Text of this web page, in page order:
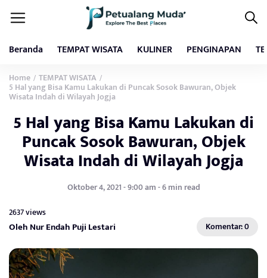
Beranda TEMPAT WISATA KULINER PENGINAPAN
Home / TEMPAT WISATA /
5 Hal yang Bisa Kamu Lakukan di Puncak Sosok Bawuran, Objek
Wisata Indah di Wilayah Jogja
5 Hal yang Bisa Kamu Lakukan di
Puncak Sosok Bawuran, Objek
Wisata Indah di Wilayah Jogja
Oktober 4, 2021 - 9:00 am - 6 min read
2637 views
Oleh Nur Endah Puji Lestari Komentar: 0